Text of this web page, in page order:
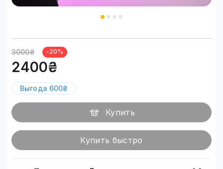
3000₴ -20%
2400₴
Выгода 600₴
Купить
Купить быстро